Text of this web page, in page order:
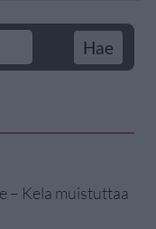
– Kela muistuttaa